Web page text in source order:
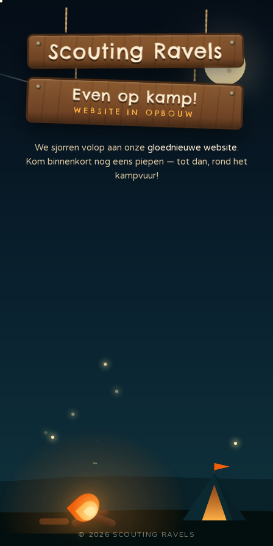
Scouting Ravels
Even op kamp!
WEBSITE IN OPBOUW
We sjorren volop aan onze gloednieuwe website.
Kom binnenkort nog eens piepen — tot dan, rond het
kampvuur!
© 2026 SCOUTING RAVELS